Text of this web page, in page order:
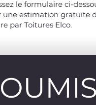
le formulaire ci-
une estimation gratuite
par Toitures Elco.